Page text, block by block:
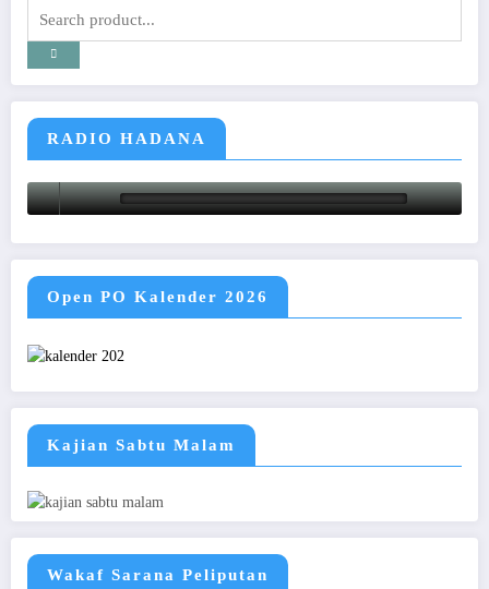
RADIO HADANA
Open PO Kalender 2026
Kajian Sabtu Malam
Wakaf Sarana Peliputan